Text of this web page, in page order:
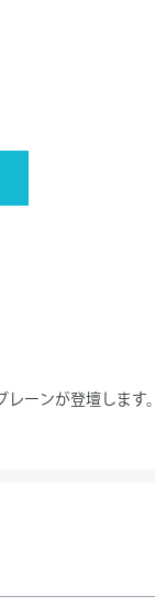
ーンが登壇します。